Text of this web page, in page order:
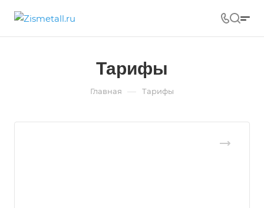
Тарифы
Главная — Тарифы